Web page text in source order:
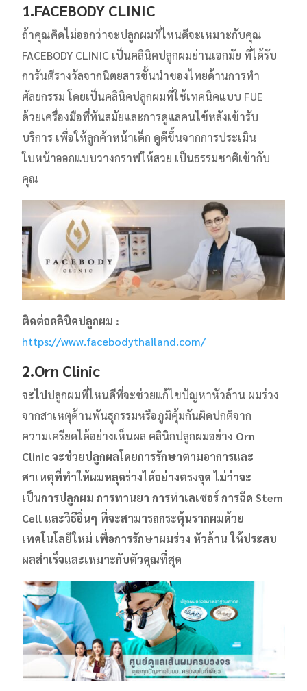
1.FACEBODY CLINIC
ถ้าคุณคิดไม่ออกว่าจะปลูกผมที่ไหนดีจะเหมาะกับคุณ
FACEBODY CLINIC เป็นคลินิคปลูกผมย่านเอกมัย ที่ได้รับ
การันตีรางวัลจากนิตยสารชั้นนำของไทยด้านการทำ
ศัลยกรรม โดยเป็นคลินิคปลูกผมที่ใช้เทคนิคแบบ FUE
ด้วยเครื่องมือที่ทันสมัยและการดูแลคนไข้หลังเข้ารับ
บริการ เพื่อให้ลูกค้าหน้าเด็ก ดูดีขึ้นจากการประเมิน
ใบหน้าออกแบบวางกราฟให้สวย เป็นธรรมชาติเข้ากับ
คุณ
ติดต่อคลินิคปลูกผม :
https://www.facebodythailand.com/
2.Orn Clinic
จะไปปลูกผมที่ไหนดีที่จะช่วยแก้ไขปัญหาหัวล้าน ผมร่วง
จากสาเหตุด้านพันธุกรรมหรือภูมิคุ้มกันผิดปกติจาก
ความเครียดได้อย่างเห็นผล คลินิกปลูกผมอย่าง Orn
Clinic จะช่วยปลูกผลโดยการรักษาตามอาการและ
สาเหตุที่ทำให้ผมหลุดร่วงได้อย่างตรงจุด ไม่ว่าจะ
เป็นการปลูกผม การทานยา การทำเลเซอร์ การฉีด Stem
Cell และวิธีอื่นๆ ที่จะสามารถกระตุ้นรากผมด้วย
เทคโนโลยีใหม่ เพื่อการรักษาผมร่วง หัวล้าน ให้ประสบ
ผลสำเร็จและเหมาะกับตัวคุณที่สุด